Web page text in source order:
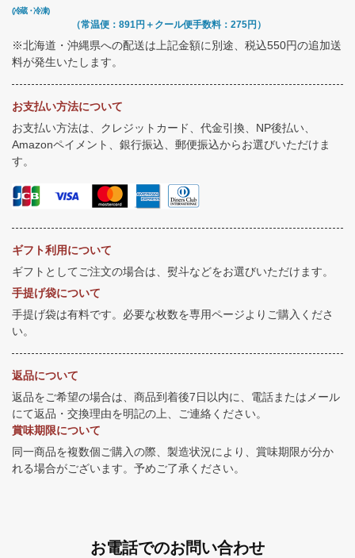
(冷蔵・冷凍)
（常温便：891円＋クール便手数料：275円）
※北海道・沖縄県への配送は上記金額に別途、税込550円の追加送
料が発生いたします。
お支払い方法について
お支払い方法は、クレジットカード、代金引換、NP後払い、
Amazonペイメント、銀行振込、郵便振込からお選びいただけま
す。
ギフト利用について
ギフトとしてご注文の場合は、熨斗などをお選びいただけます。
手提げ袋について
手提げ袋は有料です。必要な枚数を専用ページよりご購入くださ
い。
返品について
返品をご希望の場合は、商品到着後7日以内に、電話またはメール
にて返品・交換理由を明記の上、ご連絡ください。
賞味期限について
同一商品を複数個ご購入の際、製造状況により、賞味期限が分か
れる場合がございます。予めご了承ください。
お電話でのお問い合わせ